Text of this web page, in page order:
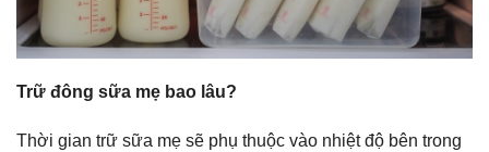
Trữ đông sữa mẹ bao lâu?
Thời gian trữ sữa mẹ sẽ phụ thuộc vào nhiệt độ bên trong